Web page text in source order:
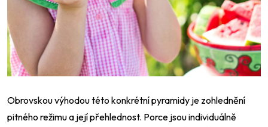
Obrovskou výhodou této konkrétní pyramidy je zohlednění
pitného režimu a její přehlednost. Porce jsou individuálně